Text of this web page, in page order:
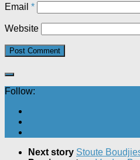
Email *
Website
Follow:
Next story Stoute